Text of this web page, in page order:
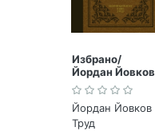
Избрано/
Йордан Йовков
(луксозно
издание)
Йордан Йовков
Труд